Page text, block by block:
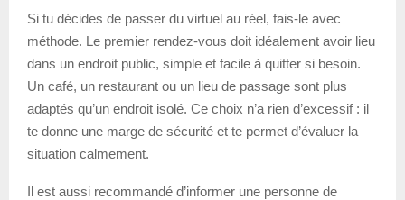
Si tu décides de passer du virtuel au réel, fais-le avec
méthode. Le premier rendez-vous doit idéalement avoir lieu
dans un endroit public, simple et facile à quitter si besoin.
Un café, un restaurant ou un lieu de passage sont plus
adaptés qu’un endroit isolé. Ce choix n’a rien d’excessif : il
te donne une marge de sécurité et te permet d’évaluer la
situation calmement.
Il est aussi recommandé d’informer une personne de